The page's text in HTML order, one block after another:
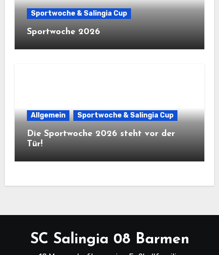
Sportwoche & Salingia Cup
Sportwoche 2026
Allgemein Sportwoche & Salingia Cup
Die Sportwoche 2026 steht vor der
Tür!
SC Salingia 08 Barmen